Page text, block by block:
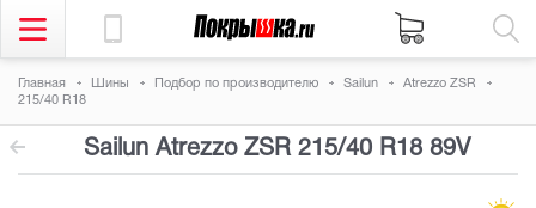
Главная Шины Подбор по производителю Sailun
Atrezzo ZSR
215/40 R18
Sailun Atrezzo ZSR 215/40 R18 89V